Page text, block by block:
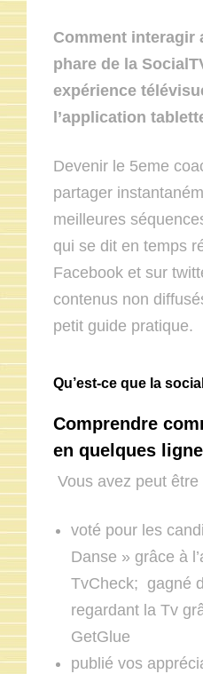
Comment interagir
phare de la
expérience
l’application
Devenir le 5eme
partager
meilleures
qui se dit en temps
Facebook et sur
contenus non
petit guide pratique.
Qu’est-ce que la
Comprendre
en quelques
Vous avez peut être
voté pour les
Danse » grâce à
TvCheck; gagné
regardant la Tv
GetGlue
publié vos